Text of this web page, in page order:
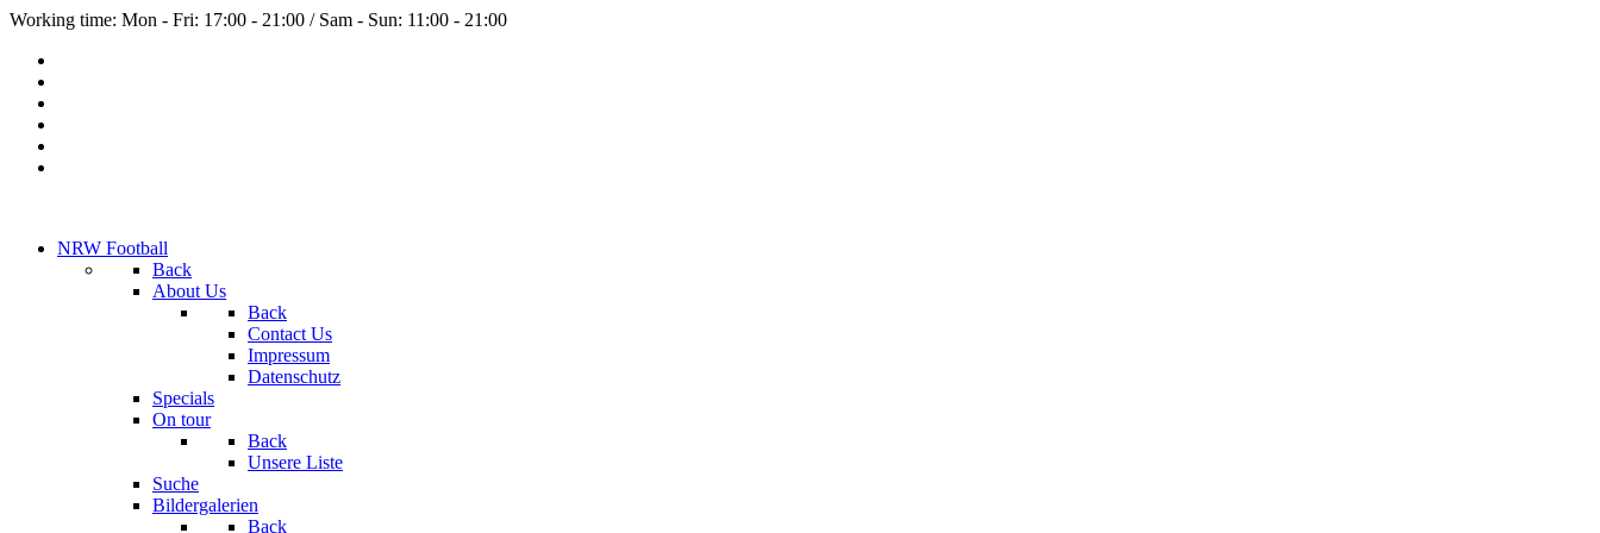
Working time: Mon - Fri: 17:00 - 21:00 / Sam - Sun: 11:00 - 21:00
NRW Football
Back
About Us
Back
Contact Us
Impressum
Datenschutz
Specials
On tour
Back
Unsere Liste
Suche
Bildergalerien
Back